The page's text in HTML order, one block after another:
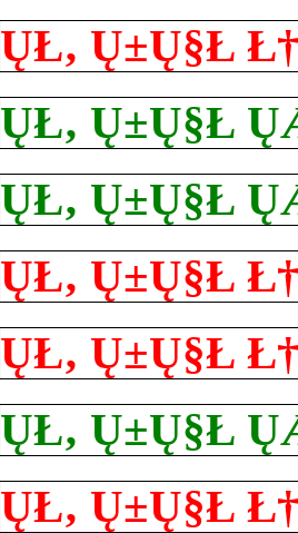
Ų­Ł‚ Ų±Ų§Ł
Ų­Ł‚ Ų±Ų§Ł
Ų­Ł‚ Ų±Ų§Ł
Ų­Ł‚ Ų±Ų§Ł
Ų­Ł‚ Ų±Ų§Ł
Ų­Ł‚ Ų±Ų§Ł
Ų­Ł‚ Ų±Ų§Ł